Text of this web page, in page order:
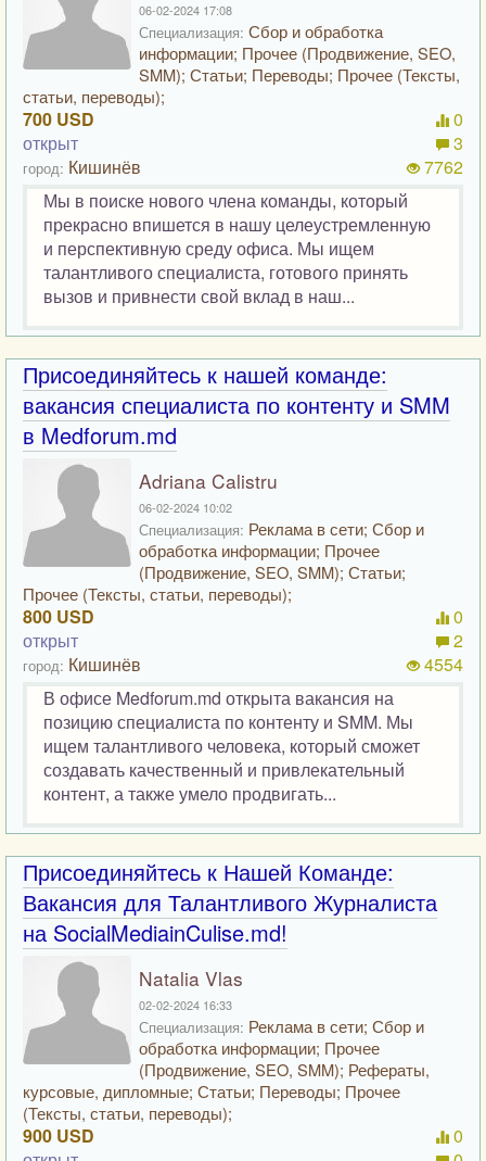
06-02-2024 17:08
Специализация: Сбор и обработка
информации; Прочее (Продвижение, SEO,
SMM); Статьи; Переводы; Прочее (Тексты,
статьи, переводы);
700 USD
открыт
город: Кишинёв
0
3
7762
Мы в поиске нового члена команды, который
прекрасно впишется в нашу целеустремленную
и перспективную среду офиса. Мы ищем
талантливого специалиста, готового принять
вызов и привнести свой вклад в наш...
Присоединяйтесь к нашей команде:
вакансия специалиста по контенту и SMM
в Medforum.md
Adriana Calistru
06-02-2024 10:02
Специализация: Реклама в сети; Сбор и
обработка информации; Прочее
(Продвижение, SEO, SMM); Статьи;
Прочее (Тексты, статьи, переводы);
800 USD
открыт
город: Кишинёв
0
2
4554
В офисе Medforum.md открыта вакансия на
позицию специалиста по контенту и SMM. Мы
ищем талантливого человека, который сможет
создавать качественный и привлекательный
контент, а также умело продвигать...
Присоединяйтесь к Нашей Команде:
Вакансия для Талантливого Журналиста
на SocialMediainCulise.md!
Natalia Vlas
02-02-2024 16:33
Специализация: Реклама в сети; Сбор и
обработка информации; Прочее
(Продвижение, SEO, SMM); Рефераты,
курсовые, дипломные; Статьи; Переводы; Прочее
(Тексты, статьи, переводы);
900 USD
0